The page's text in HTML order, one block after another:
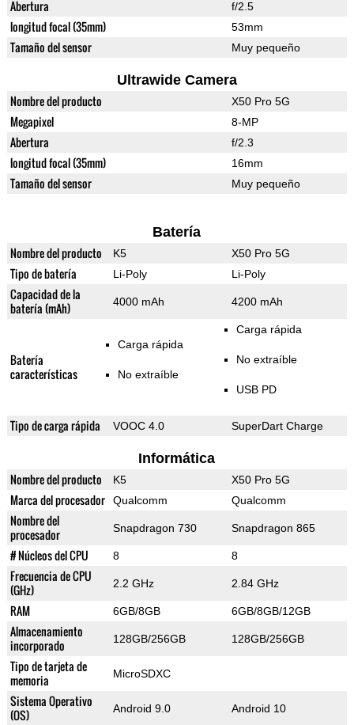
Abertura f/2.5
longitud focal (35mm) 53mm
Tamaño del sensor Muy pequeño
Ultrawide Camera
Nombre del producto X50 Pro 5G
Megapixel 8-MP
Abertura f/2.3
longitud focal (35mm) 16mm
Tamaño del sensor Muy pequeño
Batería
Nombre del producto K5 X50 Pro 5G
Tipo de batería Li-Poly Li-Poly
Capacidad de la
batería (mAh)
4000 mAh 4200 mAh
Batería
características
Carga rápida
No extraíble
Carga rápida
No extraíble
USB PD
Tipo de carga rápida VOOC 4.0 SuperDart Charge
Informática
Nombre del producto K5 X50 Pro 5G
Marca del procesador Qualcomm Qualcomm
Nombre del
procesador
Snapdragon 730 Snapdragon 865
# Núcleos del CPU 8 8
Frecuencia de CPU
(GHz)
2.2 GHz 2.84 GHz
RAM 6GB/8GB 6GB/8GB/12GB
Almacenamiento
incorporado
128GB/256GB 128GB/256GB
Tipo de tarjeta de
memoria
MicroSDXC
Sistema Operativo
(OS)
Android 9.0 Android 10